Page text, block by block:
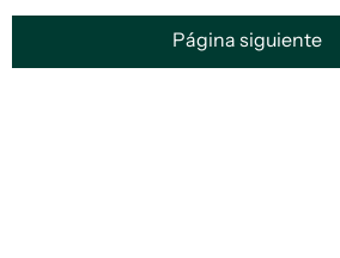
Página siguiente